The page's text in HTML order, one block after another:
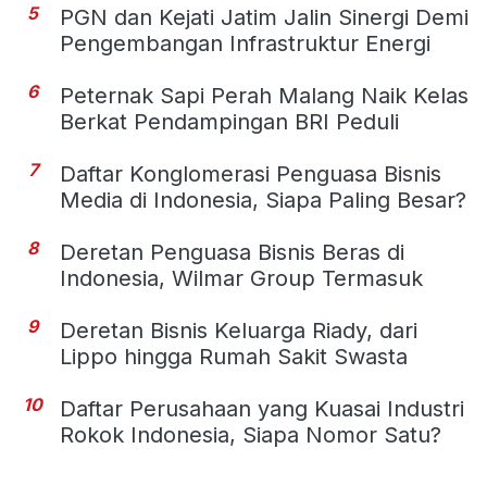
5
PGN dan Kejati Jatim Jalin Sinergi Demi
Pengembangan Infrastruktur Energi
6
Peternak Sapi Perah Malang Naik Kelas
Berkat Pendampingan BRI Peduli
7
Daftar Konglomerasi Penguasa Bisnis
Media di Indonesia, Siapa Paling Besar?
8
Deretan Penguasa Bisnis Beras di
Indonesia, Wilmar Group Termasuk
9
Deretan Bisnis Keluarga Riady, dari
Lippo hingga Rumah Sakit Swasta
10
Daftar Perusahaan yang Kuasai Industri
Rokok Indonesia, Siapa Nomor Satu?